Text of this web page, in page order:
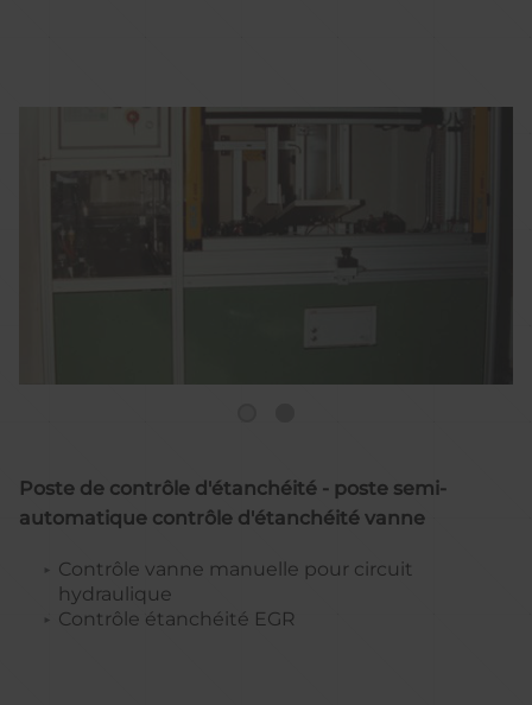
Poste de contrôle d'étanchéité - poste semi-
automatique contrôle d'étanchéité vanne
Contrôle vanne manuelle pour circuit
hydraulique
Contrôle étanchéité EGR